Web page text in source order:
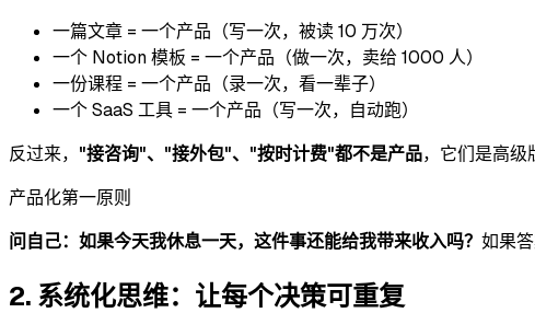
一篇文章 = 一个产品（写一次，被读 10 万次）
一个 Notion 模板 = 一个产品（做一次，卖给 1000 人）
一份课程 = 一个产品（录一次，看一辈子）
一个 SaaS 工具 = 一个产品（写一次，自动跑）
反过来， "接咨询"、"接外包"、"按时计费"都不是产品，它们是高级
产品化第一原则
问自己：如果今天我休息一天，这件事还能给我带来收入吗？ 如果
2. 系统化思维：让每个决策可重复